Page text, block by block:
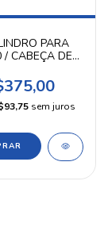
PARA
/ CABEÇA DE
sem juros